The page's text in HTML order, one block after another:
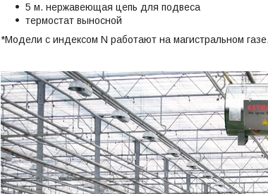
5 м. нержавеющая цепь для подвеса
термостат выносной
*Модели с индексом N работают на магистральном